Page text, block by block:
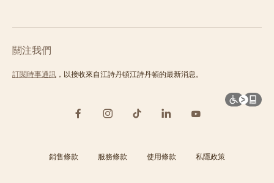
關注我們
訂閱時事通訊 ，以接收來自江詩丹頓江詩丹頓的最新消息。
銷售條款 服務條款 使用條款 私隱政策